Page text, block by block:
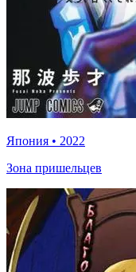
Япония • 2022
Зона пришельцев